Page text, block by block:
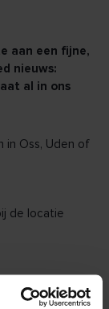
aan een fijne,
nieuws:
al in ons
in Oss, Uden of
de locatie